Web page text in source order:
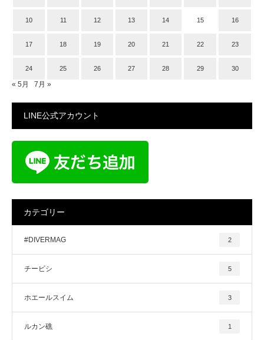
10 11 12 13 14 15 16
17 18 19 20 21 22 23
24 25 26 27 28 29 30
« 5月 7月 »
LINE公式アカウント
カテゴリー
#DIVERMAG 2
チービシ 5
ホエールスイム 3
ルカン礁 1